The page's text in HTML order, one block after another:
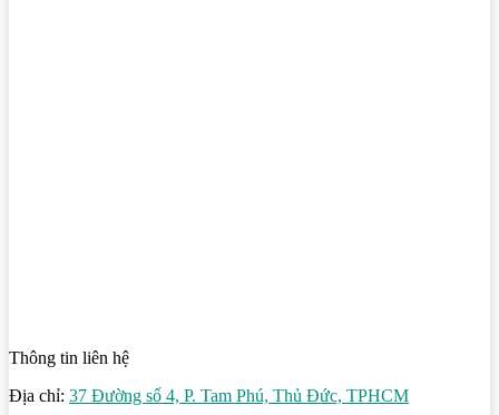
Thông tin liên hệ
Địa chỉ: 37 Đường số 4, P. Tam Phú, Thủ Đức, TPHCM